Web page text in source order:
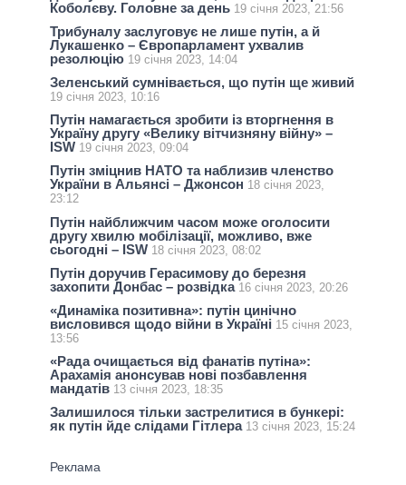
Коболєву. Головне за день 19 січня 2023, 21:56
Трибуналу заслуговує не лише путін, а й
Лукашенко – Європарламент ухвалив
резолюцію 19 січня 2023, 14:04
Зеленський сумнівається, що путін ще живий
19 січня 2023, 10:16
Путін намагається зробити із вторгнення в
Україну другу «Велику вітчизняну війну» –
ISW 19 січня 2023, 09:04
Путін зміцнив НАТО та наблизив членство
України в Альянсі – Джонсон 18 січня 2023,
23:12
Путін найближчим часом може оголосити
другу хвилю мобілізації, можливо, вже
сьогодні – ISW 18 січня 2023, 08:02
Путін доручив Герасимову до березня
захопити Донбас – розвідка 16 січня 2023, 20:26
«Динаміка позитивна»: путін цинічно
висловився щодо війни в Україні 15 січня 2023,
13:56
«Рада очищається від фанатів путіна»:
Арахамія анонсував нові позбавлення
мандатів 13 січня 2023, 18:35
Залишилося тільки застрелитися в бункері:
як путін йде слідами Гітлера 13 січня 2023, 15:24